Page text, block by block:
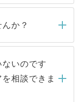
のある医療機
が殺到する場
合った人材の
ケースが増え
一切ありませ
定をいただい
ん。内定先へ
トナーが行い
か？
ありませんの
トからの登録
個人情報は、
び転職活動の
。お預かりし
いのです
相談できま